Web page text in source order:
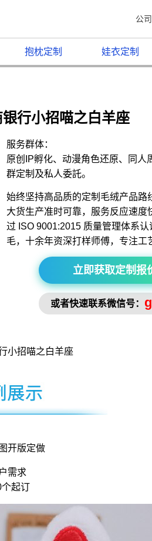
公
抱枕定制 娃衣定制
行小招喵之白羊座
服务群体：
原创IP孵化、动漫角色还原、同人
群定制及私人委託。
始终坚持高品质的定制毛绒产品路
大货生产准时可靠，服务反应速度
过 ISO 9001:2015 质量管理体系
毛，十余年资深打样师傅，专注工
立即获取定制报
或者快速联系微信号：
小招喵之白羊座
开版定做
需求
起订